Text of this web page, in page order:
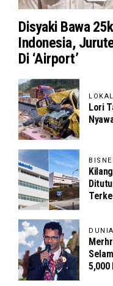
Disyaki Bawa
Indonesia,
Di ‘Airport’
LOKAL
Lori
DUNIA
5,000